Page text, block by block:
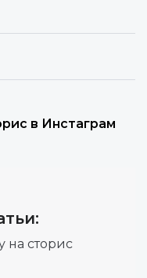
в Инстаграм
на сторис